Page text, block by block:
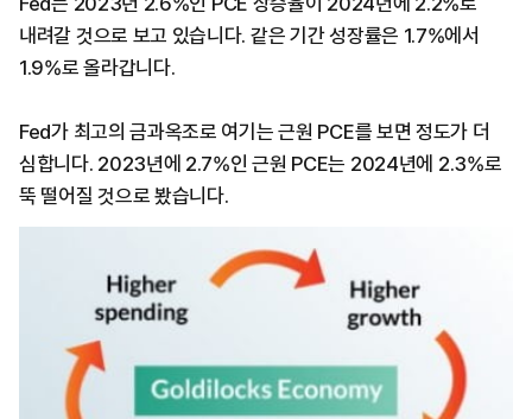
내려갈 것으로 보고 있습니다. 같은 기간 성장률은 1.7%에서
1.9%로 올라갑니다.
Fed가 최고의 금과옥조로 여기는 근원 PCE를 보면 정도가 더
심합니다. 2023년에 2.7%인 근원 PCE는 2024년에 2.3%로
뚝 떨어질 것으로 봤습니다.